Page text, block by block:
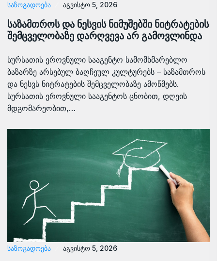
ᲡᲐᲖᲝᲒᲐᲓᲝᲔᲑᲐ აგვისტო 5, 2026
საზამთროს და ნესვის ნიმუშებში ნიტრატების
შემცველობაზე დარღვევა არ გამოვლინდა
სურსათის ეროვნული სააგენტო სამომხმარებლო
ბაზარზე არსებულ ბაღჩეულ კულტურებს – საზამთროს
და ნესვს ნიტრატების შემცველობაზე ამოწმებს.
სურსათის ეროვნული სააგენტოს ცნობით, დღეის
მდგომარეობით,…
ᲡᲐᲖᲝᲒᲐᲓᲝᲔᲑᲐ აგვისტო 5, 2026